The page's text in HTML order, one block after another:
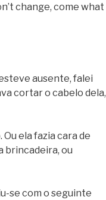
change, come what
ausente, falei
cortar o cabelo dela,
ela fazia cara de
brincadeira, ou
se com o seguinte